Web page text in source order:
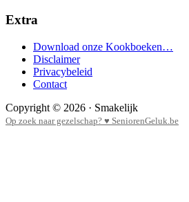
Extra
Download onze Kookboeken…
Disclaimer
Privacybeleid
Contact
Copyright © 2026 · Smakelijk
Op zoek naar gezelschap? ♥ SeniorenGeluk.be